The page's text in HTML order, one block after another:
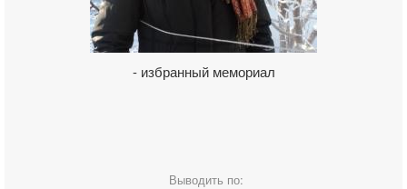
- избранный мемориал
Выводить по: